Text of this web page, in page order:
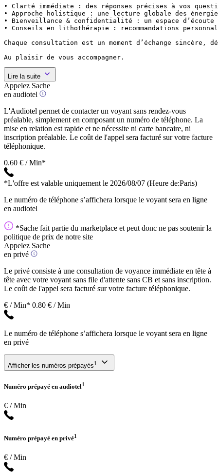
• Clarté immédiate : des réponses précises à vos
• Approche holistique : une lecture globale des
• Bienveillance & confidentialité : un espace d’écoute
• Conseils en lithothérapie : recommandations
Chaque consultation est un moment d’échange
Au plaisir de vous accompagner.
Lire la suite
Appelez Sache
en audiotel
L'Audiotel permet de contacter un voyant sans rendez-vous
préalable, simplement en composant un numéro de téléphone. La
mise en relation est rapide et ne nécessite ni carte bancaire, ni
inscription préalable. Le coût de l'appel sera facturé sur votre facture
téléphonique.
0.60 € / Min*
*L'offre est valable uniquement le 2026/08/07 (Heure de:Paris)
Le numéro de téléphone s’affichera lorsque le voyant sera en ligne
en audiotel
*Sache fait partie du marketplace et peut donc ne pas soutenir la
politique de prix de notre site
Appelez Sache
en privé
Le privé consiste à une consultation de voyance immédiate en tête à
tête avec votre voyant sans file d'attente sans CB et sans inscription.
Le coût de l'appel sera facturé sur votre facture téléphonique.
€ / Min* 0.80 € / Min
Le numéro de téléphone s’affichera lorsque le voyant sera en ligne
en privé
Afficher les numéros prépayés1
Numéro prépayé en audiotel1
€ / Min
Numéro prépayé en privé1
€ / Min